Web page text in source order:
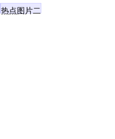
热点图片二